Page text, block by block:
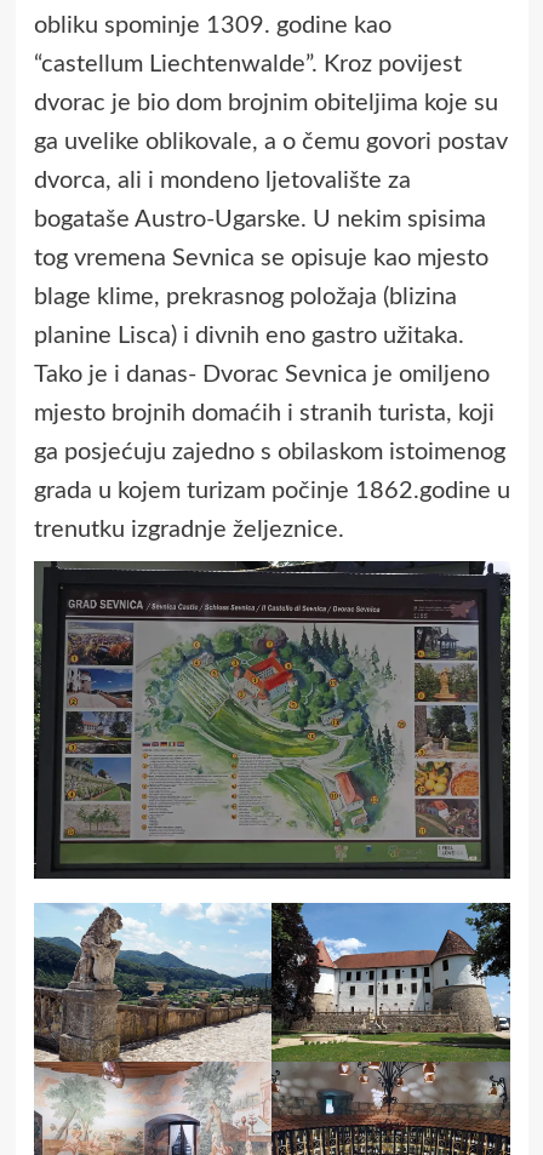
obliku spominje 1309. godine kao
“castellum Liechtenwalde”. Kroz povijest
dvorac je bio dom brojnim obiteljima koje su
ga uvelike oblikovale, a o čemu govori postav
dvorca, ali i mondeno ljetovalište za
bogataše Austro-Ugarske. U nekim spisima
tog vremena Sevnica se opisuje kao mjesto
blage klime, prekrasnog položaja (blizina
planine Lisca) i divnih eno gastro užitaka.
Tako je i danas- Dvorac Sevnica je omiljeno
mjesto brojnih domaćih i stranih turista, koji
ga posjećuju zajedno s obilaskom istoimenog
grada u kojem turizam počinje 1862.godine u
trenutku izgradnje željeznice.